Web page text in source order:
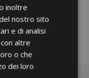
alla
lista
desideri
inoltre
nostro sito
e di analisi
altre
o che
dei loro